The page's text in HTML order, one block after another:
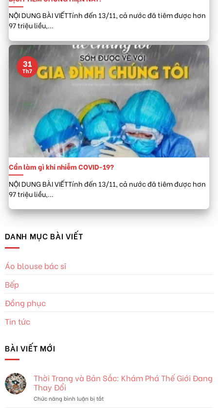
NỘI DUNG BÀI VIẾTTính đến 13/11, cả nước đã tiêm được hơn
97 triệu liều,...
Cần làm gì khi nhiễm COVID-19?
NỘI DUNG BÀI VIẾTTính đến 13/11, cả nước đã tiêm được hơn
97 triệu liều,...
31
Th7
DANH MỤC BÀI VIẾT
Áo blouse bác sĩ
Bếp
Đồng phục
Tin tức
BÀI VIẾT MỚI
Thời Trang và Bản Sắc: Khám Phá Thế Giới Đang
Thay Đổi
Chức năng bình luận bị tắtở